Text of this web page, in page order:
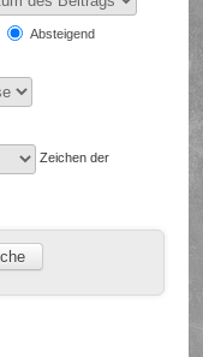
Absteigend
Zeichen der